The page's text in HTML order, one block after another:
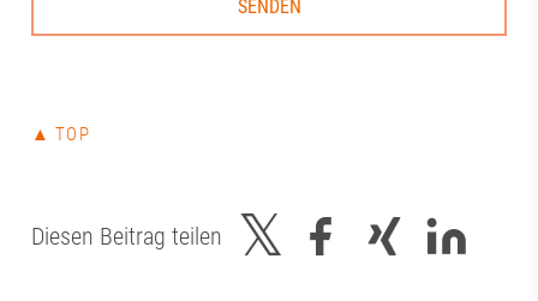
▲ TOP
Diesen Beitrag teilen